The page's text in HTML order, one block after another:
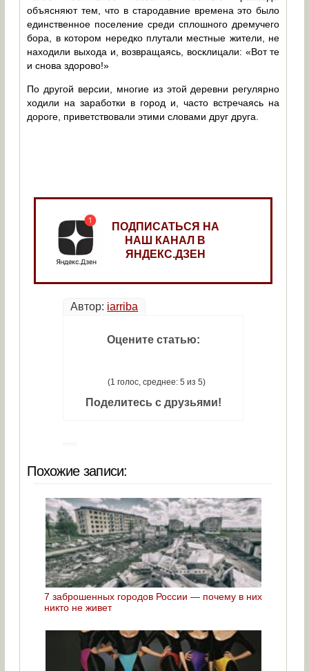
объясняют тем, что в стародавние времена это было
единственное поселение среди сплошного дремучего
бора, в котором нередко плутали местные жители, не
находили выхода и, возвращаясь, восклицали: «Вот те
и снова здорово!»
По другой версии, многие из этой деревни регулярно
ходили на заработки в город и, часто встречаясь на
дороге, приветствовали этими словами друг друга.
ПОДПИСАТЬСЯ НА
НАШ КАНАЛ В
ЯНДЕКС.ДЗЕН
Автор: iarriba
Оцените статью:
(1 голос, среднее: 5 из 5)
Поделитесь с друзьями!
Похожие записи:
7 заброшенных городов России — почему в них
никто не живет